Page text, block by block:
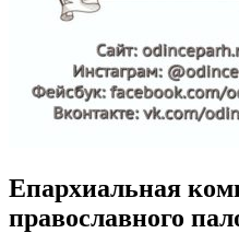
Епархиальная
православного